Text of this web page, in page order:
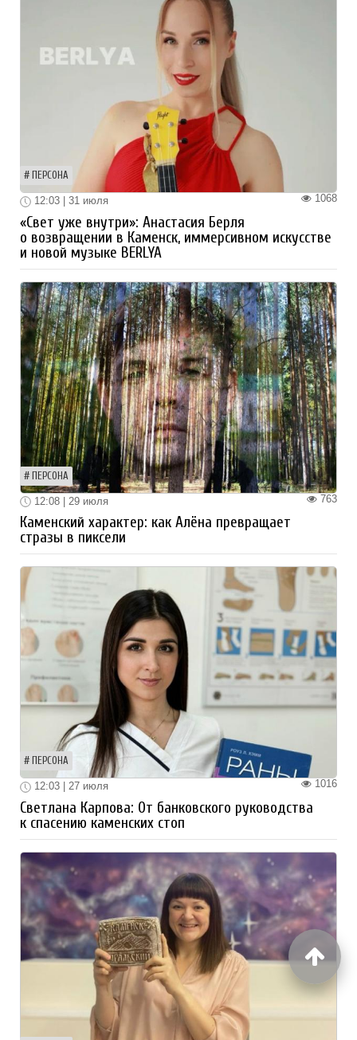
ПЕРСОНА
1068
12:03 | 31 июля
«Свет уже внутри»: Анастасия Берля
о возвращении в Каменск, иммерсивном искусстве
и новой музыке BERLYA
ПЕРСОНА
763
12:08 | 29 июля
Каменский характер: как Алёна превращает
стразы в пиксели
ПЕРСОНА
1016
12:03 | 27 июля
Светлана Карпова: От банковского руководства
к спасению каменских стоп